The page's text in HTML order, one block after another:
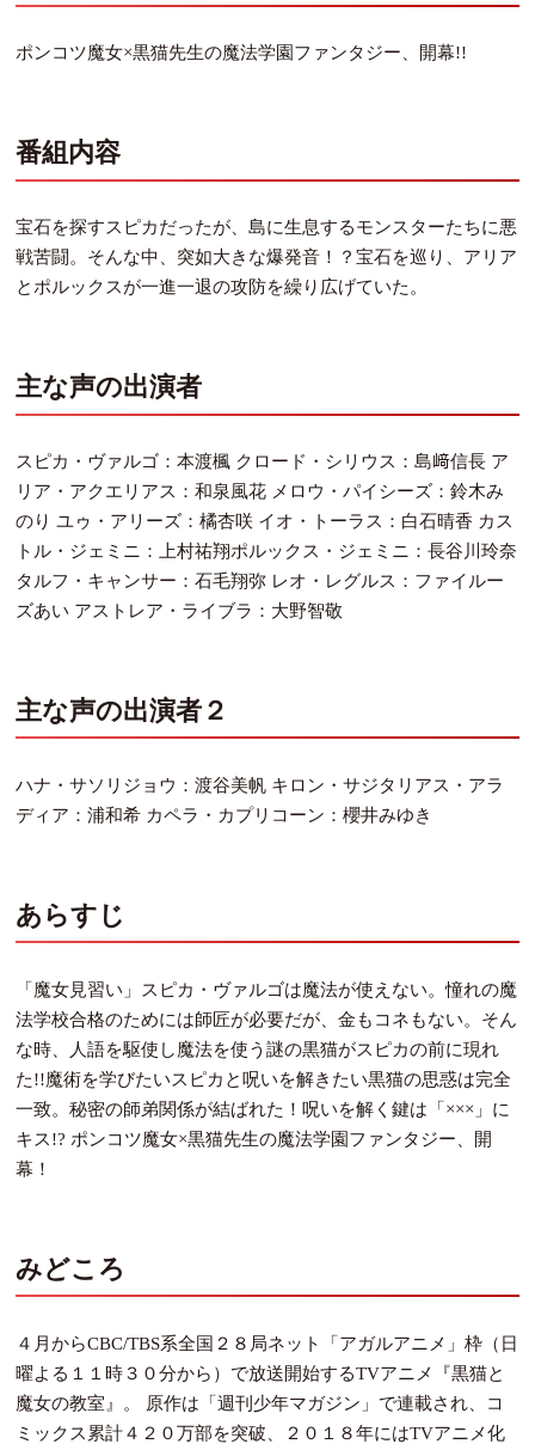
ポンコツ魔女×黒猫先生の魔法学園ファンタジー、開幕!!
番組内容
宝石を探すスピカだったが、島に生息するモンスターたちに悪
戦苦闘。そんな中、突如大きな爆発音！？宝石を巡り、アリア
とポルックスが一進一退の攻防を繰り広げていた。
主な声の出演者
スピカ・ヴァルゴ：本渡楓 クロード・シリウス：島﨑信長 ア
リア・アクエリアス：和泉風花 メロウ・パイシーズ：鈴木み
のり ユゥ・アリーズ：橘杏咲 イオ・トーラス：白石晴香 カス
トル・ジェミニ：上村祐翔ポルックス・ジェミニ：長谷川玲奈
タルフ・キャンサー：石毛翔弥 レオ・レグルス：ファイルー
ズあい アストレア・ライブラ：大野智敬
主な声の出演者２
ハナ・サソリジョウ：渡谷美帆 キロン・サジタリアス・アラ
ディア：浦和希 カペラ・カプリコーン：櫻井みゆき
あらすじ
「魔女見習い」スピカ・ヴァルゴは魔法が使えない。憧れの魔
法学校合格のためには師匠が必要だが、金もコネもない。そん
な時、人語を駆使し魔法を使う謎の黒猫がスピカの前に現れ
た!!魔術を学びたいスピカと呪いを解きたい黒猫の思惑は完全
一致。秘密の師弟関係が結ばれた！呪いを解く鍵は「×××」に
キス!? ポンコツ魔女×黒猫先生の魔法学園ファンタジー、開
幕！
みどころ
４月からCBC/TBS系全国２８局ネット「アガルアニメ」枠（日
曜よる１１時３０分から）で放送開始するTVアニメ『黒猫と
魔女の教室』。 原作は「週刊少年マガジン」で連載され、コ
ミックス累計４２０万部を突破、２０１８年にはTVアニメ化